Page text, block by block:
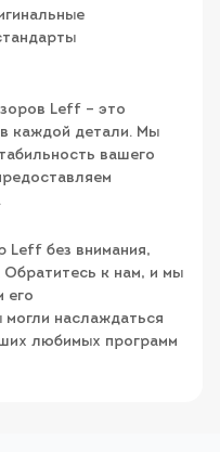
Leff – это
каждой детали. Мы
вашего
Leff без внимания,
к нам, и мы
его
наслаждаться
любимых программ